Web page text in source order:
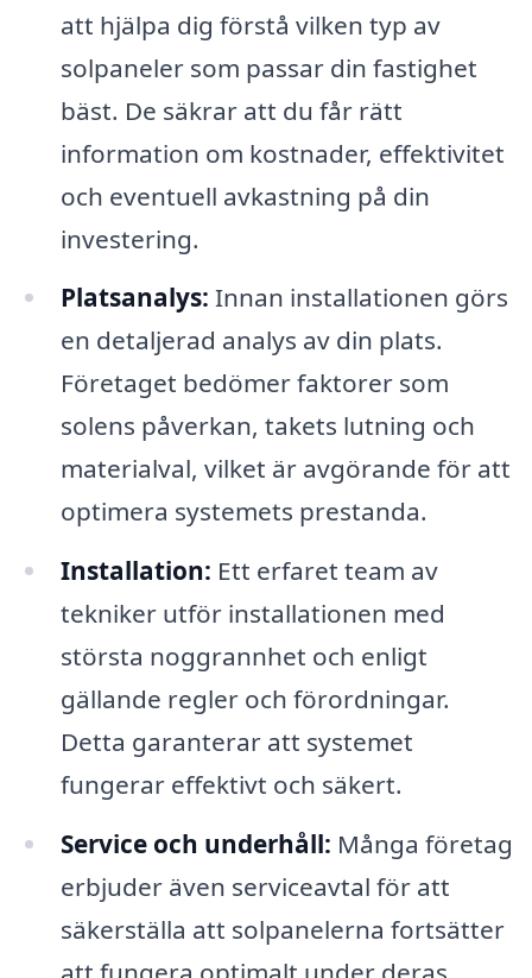
att hjälpa dig förstå vilken typ av
solpaneler som passar din fastighet
bäst. De säkrar att du får rätt
information om kostnader, effektivitet
och eventuell avkastning på din
investering.
Platsanalys: Innan installationen görs
en detaljerad analys av din plats.
Företaget bedömer faktorer som
solens påverkan, takets lutning och
materialval, vilket är avgörande för att
optimera systemets prestanda.
Installation: Ett erfaret team av
tekniker utför installationen med
största noggrannhet och enligt
gällande regler och förordningar.
Detta garanterar att systemet
fungerar effektivt och säkert.
Service och underhåll: Många företag
erbjuder även serviceavtal för att
säkerställa att solpanelerna fortsätter